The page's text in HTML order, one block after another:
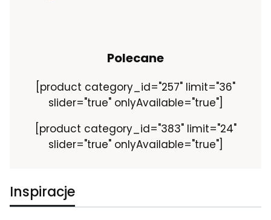
Polecane
[product category_id="257" limit="36"
slider="true" onlyAvailable="true"]
[product category_id="383" limit="24"
slider="true" onlyAvailable="true"]
Inspiracje